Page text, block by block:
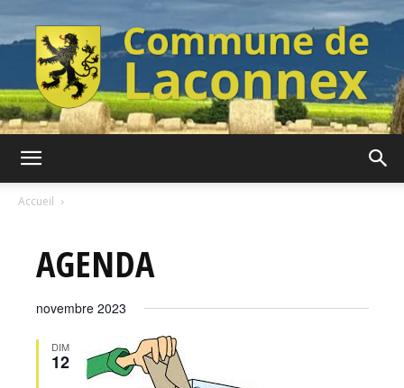
Accueil
AGENDA
novembre 2023
DIM
12